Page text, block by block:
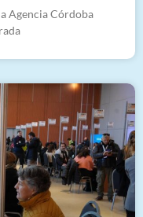
Agencia Córdoba